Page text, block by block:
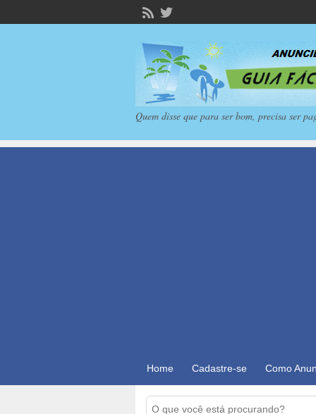
Quem disse que para ser bom, precisa ser
Home Cadastre-se Como